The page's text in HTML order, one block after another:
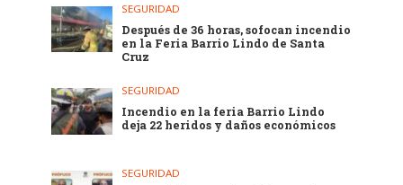
SEGURIDAD
Después de 36 horas, sofocan incendio
en la Feria Barrio Lindo de Santa
Cruz
SEGURIDAD
Incendio en la feria Barrio Lindo
deja 22 heridos y daños económicos
SEGURIDAD